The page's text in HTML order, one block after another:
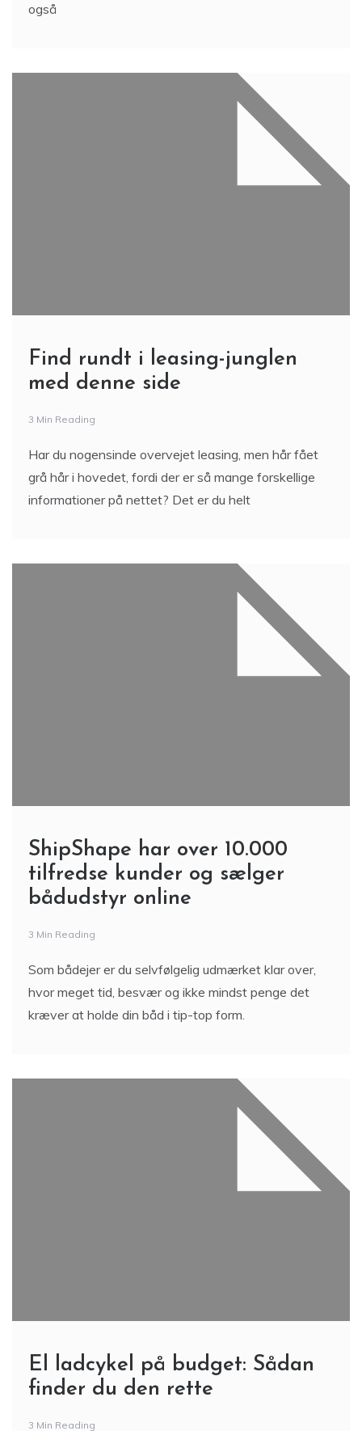
også
Find rundt i leasing-junglen
med denne side
3 Min Reading
Har du nogensinde overvejet leasing, men hår fået
grå hår i hovedet, fordi der er så mange forskellige
informationer på nettet? Det er du helt
ShipShape har over 10.000
tilfredse kunder og sælger
bådudstyr online
3 Min Reading
Som bådejer er du selvfølgelig udmærket klar over,
hvor meget tid, besvær og ikke mindst penge det
kræver at holde din båd i tip-top form.
El ladcykel på budget: Sådan
finder du den rette
3 Min Reading